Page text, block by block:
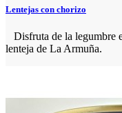
Lentejas con chorizo
Disfruta de la legumbre
lenteja de La Armuña.